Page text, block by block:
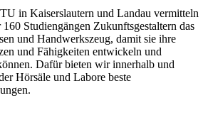
in Kaiserslautern und Landau vermitteln
Studiengängen Zukunftsgestaltern das
und Handwerkszeug, damit sie ihre
und Fähigkeiten entwickeln und
Dafür bieten wir innerhalb und
Hörsäle und Labore beste